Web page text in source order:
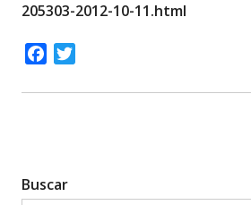
205303-2012-10-11.html
Facebook
Buscar